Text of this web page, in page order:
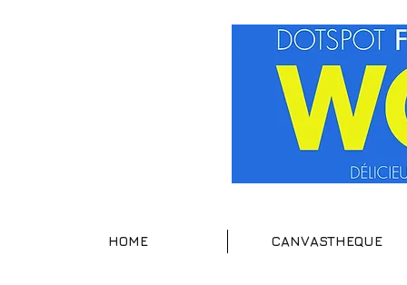
HOME CANVASTHEQUE